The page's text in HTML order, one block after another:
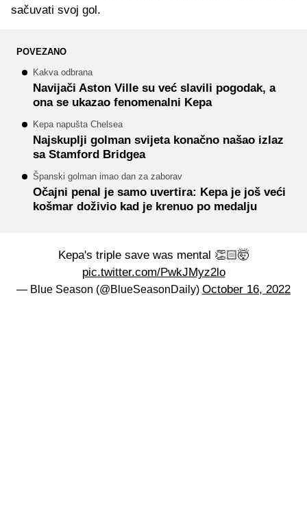
sačuvati svoj gol.
POVEZANO
Kakva odbrana
Navijači Aston Ville su već slavili pogodak, a
ona se ukazao fenomenalni Kepa
Kepa napušta Chelsea
Najskuplji golman svijeta konačno našao izlaz
sa Stamford Bridgea
Španski golman imao dan za zaborav
Očajni penal je samo uvertira: Kepa je još veći
košmar doživio kad je krenuo po medalju
Kepa's triple save was mental 👏🏻🤯
pic.twitter.com/PwkJMyz2lo
— Blue Season (@BlueSeasonDaily) October 16, 2022